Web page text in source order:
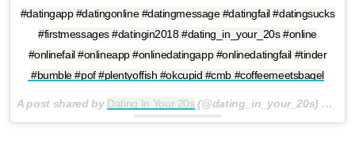
#datingapp #datingonline #datingmessage #datingfail #datingsucks
#firstmessages #datingin2018 #dating_in_your_20s #online
#onlinefail #onlineapp #onlinedatingapp #onlinedatingfail #tinder
#bumble #pof #plentyoffish #okcupid #cmb #coffeemeetsbagel
A post shared by Dating In Your 20s (@dating_in_your_20s) on